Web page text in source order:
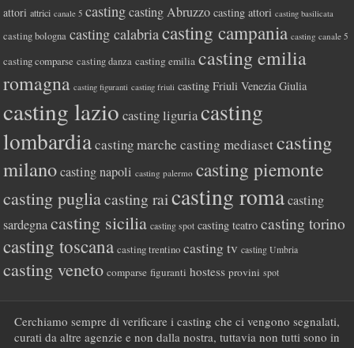
attori attrici canale 5 casting casting Abruzzo casting attori casting basilicata
casting bologna casting calabriacasting campania casting canale 5
casting comparse casting danza casting emilia casting emilia
romagna casting figuranti casting friuli casting Friuli Venezia Giulia
casting lazio casting liguriacasting
lombardiacasting marche casting mediasetcasting
milano casting napoli casting palermo casting piemonte
casting pugliacasting rai casting roma casting
sardegna casting sicilia casting spot casting teatro casting torino
casting toscana casting trentino casting tv casting Umbria
casting veneto comparse figuranti hostess provini spot
Cerchiamo sempre di verificare i casting che ci vengono segnalati,
curati da altre agenzie e non dalla nostra, tuttavia non tutti sono in